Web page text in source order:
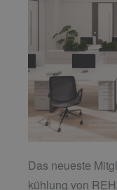
Das neueste
kühlung von